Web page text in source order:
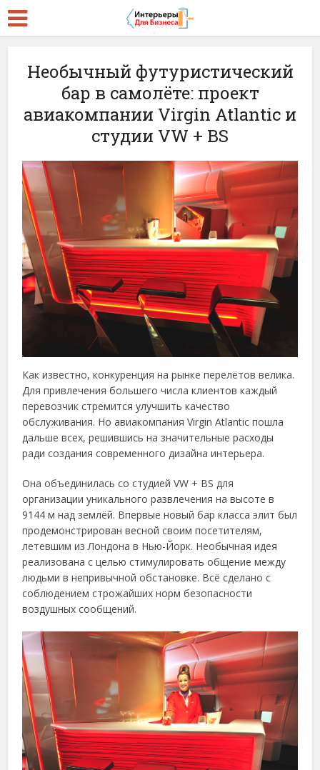
Необычный футуристический
бар в самолёте: проект
авиакомпании Virgin Atlantic и
студии VW + BS
Как известно, конкуренция на рынке перелётов велика.
Для привлечения большего числа клиентов каждый
перевозчик стремится улучшить качество
обслуживания. Но авиакомпания Virgin Atlantic пошла
дальше всех, решившись на значительные расходы
ради создания современного дизайна интерьера.
Она объединилась со студией VW + BS для
организации уникального развлечения на высоте в
9144 м над землёй. Впервые новый бар класса элит был
продемонстрирован весной своим посетителям,
летевшим из Лондона в Нью-Йорк. Необычная идея
реализована с целью стимулировать общение между
людьми в непривычной обстановке. Всё сделано с
соблюдением строжайших норм безопасности
воздушных сообщений.